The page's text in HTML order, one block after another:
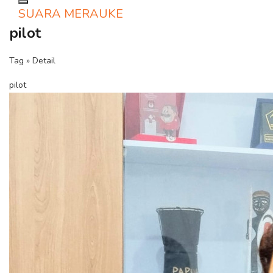
Toggle navigation
SUARA MERAUKE
pilot
Tag » Detail
pilot